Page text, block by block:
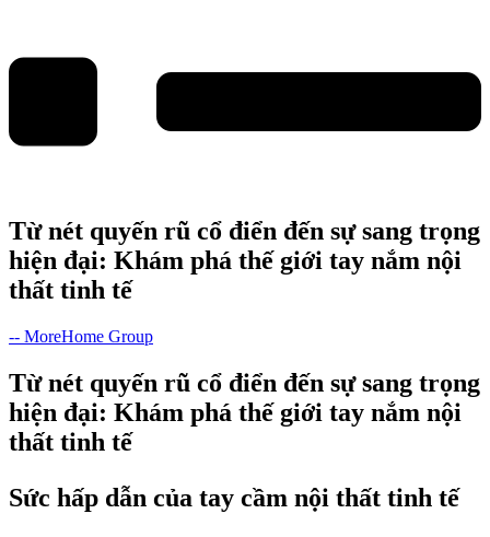
Từ nét quyến rũ cổ điển đến sự sang trọng
hiện đại: Khám phá thế giới tay nắm nội
thất tinh tế
-- MoreHome Group
Từ nét quyến rũ cổ điển đến sự sang trọng
hiện đại: Khám phá thế giới tay nắm nội
thất tinh tế
Sức hấp dẫn của tay cầm nội thất tinh tế